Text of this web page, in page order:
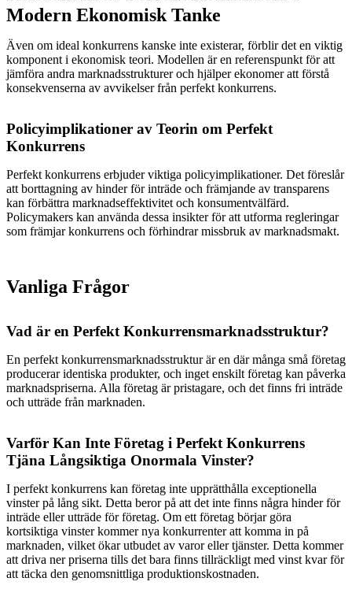
Modern Ekonomisk Tanke
Även om ideal konkurrens kanske inte existerar, förblir det en viktig
komponent i ekonomisk teori. Modellen är en referenspunkt för att
jämföra andra marknadsstrukturer och hjälper ekonomer att förstå
konsekvenserna av avvikelser från perfekt konkurrens.
Policyimplikationer av Teorin om Perfekt
Konkurrens
Perfekt konkurrens erbjuder viktiga policyimplikationer. Det föreslår
att borttagning av hinder för inträde och främjande av transparens
kan förbättra marknadseffektivitet och konsumentvälfärd.
Policymakers kan använda dessa insikter för att utforma regleringar
som främjar konkurrens och förhindrar missbruk av marknadsmakt.
Vanliga Frågor
Vad är en Perfekt Konkurrensmarknadsstruktur?
En perfekt konkurrensmarknadsstruktur är en där många små företag
producerar identiska produkter, och inget enskilt företag kan påverka
marknadspriserna. Alla företag är pristagare, och det finns fri inträde
och utträde från marknaden.
Varför Kan Inte Företag i Perfekt Konkurrens
Tjäna Långsiktiga Onormala Vinster?
I perfekt konkurrens kan företag inte upprätthålla exceptionella
vinster på lång sikt. Detta beror på att det inte finns några hinder för
inträde eller utträde för företag. Om ett företag börjar göra
kortsiktiga vinster kommer nya konkurrenter att komma in på
marknaden, vilket ökar utbudet av varor eller tjänster. Detta kommer
att driva ner priserna tills det bara finns tillräckligt med vinst kvar för
att täcka den genomsnittliga produktionskostnaden.